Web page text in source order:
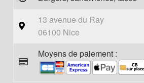
13 avenue du Ray
06100 Nice
Moyens de paiement :